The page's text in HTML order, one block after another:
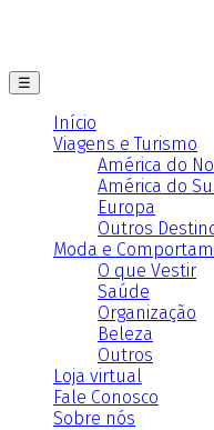
☰
Início
Viagens e Turismo
América do
América do
Europa
Outros
Moda e
O que Vestir
Saúde
Organização
Beleza
Outros
Loja virtual
Fale Conosco
Sobre nós